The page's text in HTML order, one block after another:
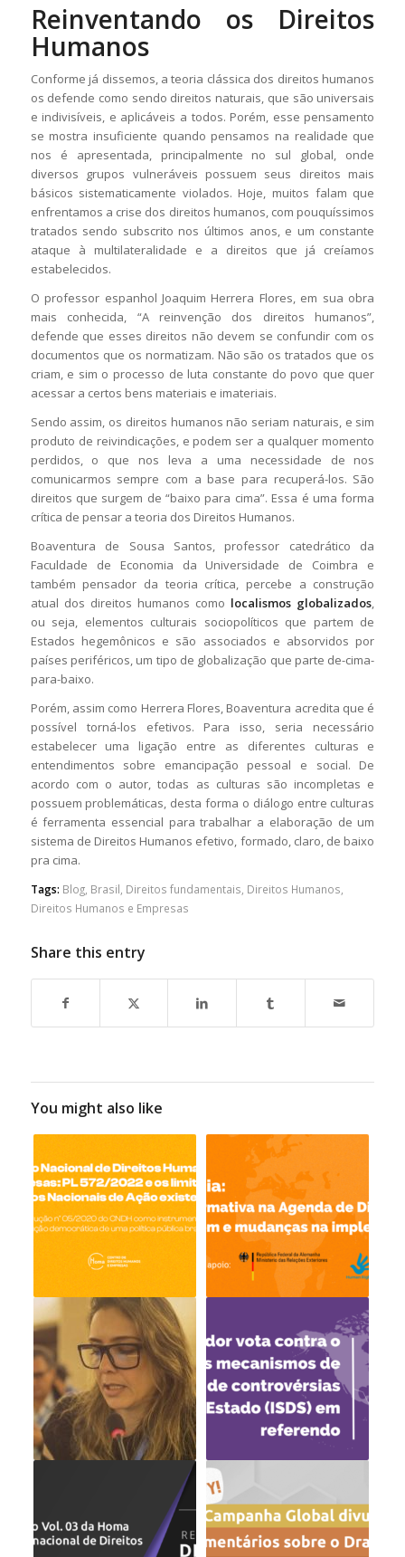
Reinventando os Direitos
Humanos
Conforme já dissemos, a teoria clássica dos direitos humanos
os defende como sendo direitos naturais, que são universais
e indivisíveis, e aplicáveis a todos. Porém, esse pensamento
se mostra insuficiente quando pensamos na realidade que
nos é apresentada, principalmente no sul global, onde
diversos grupos vulneráveis possuem seus direitos mais
básicos sistematicamente violados. Hoje, muitos falam que
enfrentamos a crise dos direitos humanos, com pouquíssimos
tratados sendo subscrito nos últimos anos, e um constante
ataque à multilateralidade e a direitos que já creíamos
estabelecidos.
O professor espanhol Joaquim Herrera Flores, em sua obra
mais conhecida, “A reinvenção dos direitos humanos”,
defende que esses direitos não devem se confundir com os
documentos que os normatizam. Não são os tratados que os
criam, e sim o processo de luta constante do povo que quer
acessar a certos bens materiais e imateriais.
Sendo assim, os direitos humanos não seriam naturais, e sim
produto de reivindicações, e podem ser a qualquer momento
perdidos, o que nos leva a uma necessidade de nos
comunicarmos sempre com a base para recuperá-los. São
direitos que surgem de “baixo para cima”. Essa é uma forma
crítica de pensar a teoria dos Direitos Humanos.
Boaventura de Sousa Santos, professor catedrático da
Faculdade de Economia da Universidade de Coimbra e
também pensador da teoria crítica, percebe a construção
atual dos direitos humanos como localismos globalizados,
ou seja, elementos culturais sociopolíticos que partem de
Estados hegemônicos e são associados e absorvidos por
países periféricos, um tipo de globalização que parte de-cima-
para-baixo.
Porém, assim como Herrera Flores, Boaventura acredita que é
possível torná-los efetivos. Para isso, seria necessário
estabelecer uma ligação entre as diferentes culturas e
entendimentos sobre emancipação pessoal e social. De
acordo com o autor, todas as culturas são incompletas e
possuem problemáticas, desta forma o diálogo entre culturas
é ferramenta essencial para trabalhar a elaboração de um
sistema de Direitos Humanos efetivo, formado, claro, de baixo
pra cima.
Tags: Blog, Brasil, Direitos fundamentais, Direitos Humanos,
Direitos Humanos e Empresas
Share this entry
You might also like